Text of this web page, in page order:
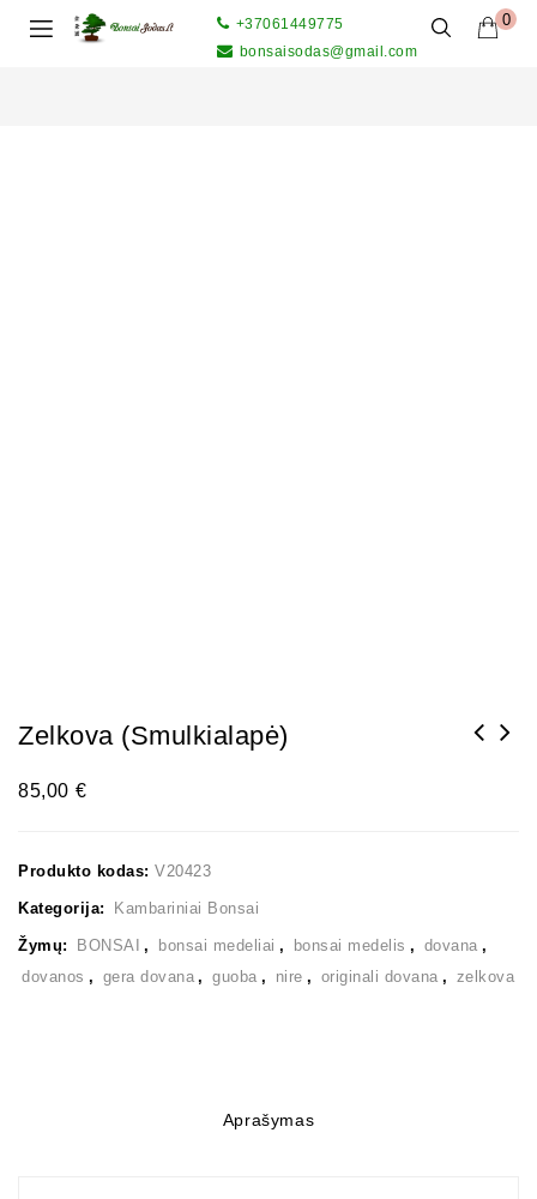
0
+37061449775
bonsaisodas@gmail.com
Zelkova (smulkialapė)
85,00 €
Produkto kodas: V20423
Kategorija: Kambariniai Bonsai
Žymų: BONSAI , bonsai medeliai , bonsai medelis , dovana ,
dovanos , gera dovana , guoba , nire , originali dovana , zelkova
Aprašymas